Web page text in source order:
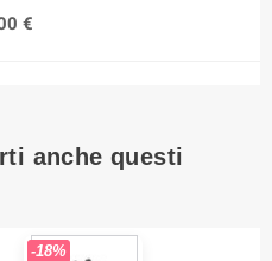
€
anche questi
-18%